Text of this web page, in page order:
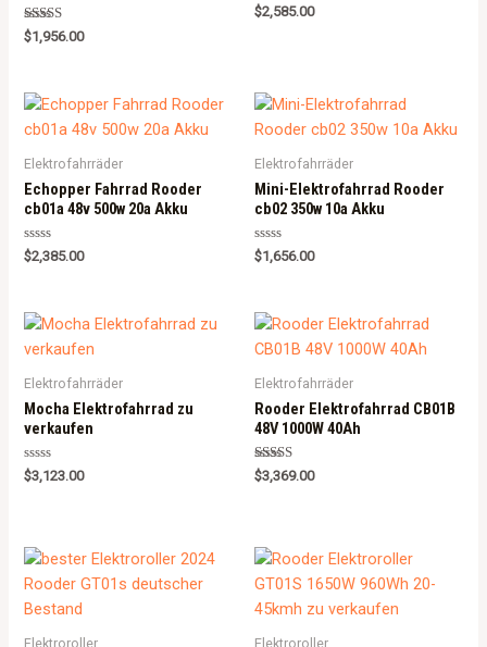
Rated
5.00
$1,956.00
R
a
u
t
o
f
$2,585.00
Elektrofahrräder
Echopper Fahrrad Rooder
cb01a 48v 500w 20a Akku
R
a
0
o
u
t
f
$2,385.00
Elektrofahrräder
Mini-Elektrofahrrad Rooder
cb02 350w 10a Akku
R
a
0
o
u
t
f
$1,656.00
Elektrofahrräder
Mocha Elektrofahrrad zu
verkaufen
R
a
o
u
t
o
f
5
$3,123.00
Elektrofahrräder
Rooder Elektrofahrrad CB01B
48V 1000W 40Ah
Rated
5.00
$3,369.00
Elektroroller Elektroroller